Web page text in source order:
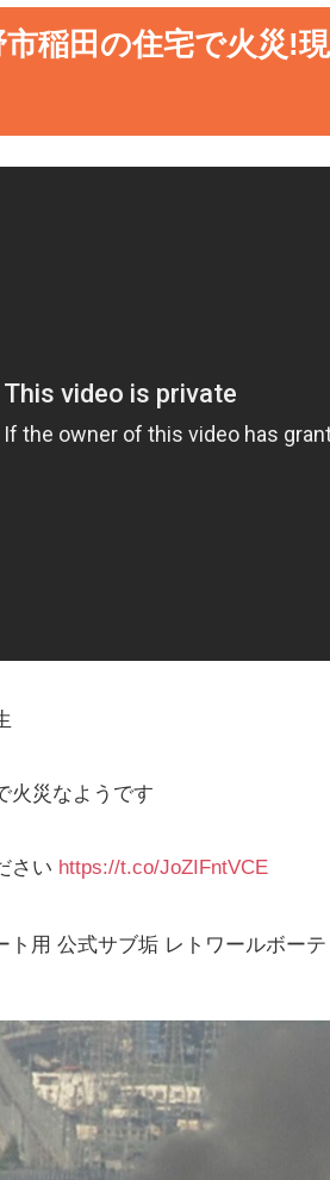
市稲田の住宅で火災!
火災なようです
さい https://t.co/JoZIFntVCE
用 公式サブ垢 レトワールボーテ